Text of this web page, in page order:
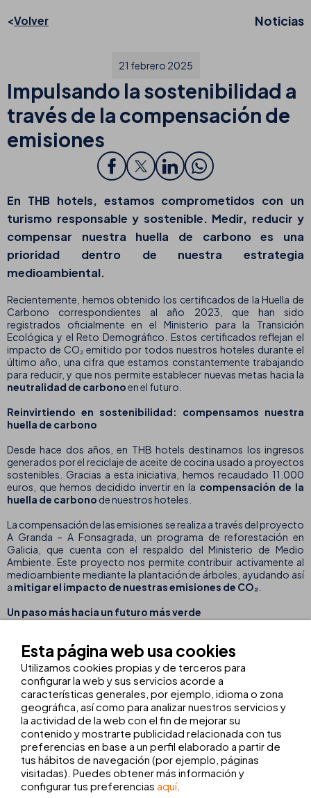
Volver Noticias
21 febrero 2025
Impulsando la sostenibilidad a
través de la compensación de
emisiones
En THB hotels, estamos comprometidos con un
turismo responsable y sostenible. Medir, reducir y
compensar nuestra huella de carbono es una
prioridad dentro de nuestra estrategia
medioambiental.
Recientemente, hemos obtenido los certificados de la Huella de
Carbono correspondientes al año 2023, que han sido
registrados oficialmente en el Ministerio para la Transición
Ecológica y el Reto Demográfico. Estos certificados reflejan el
impacto de CO₂ emitido por todos nuestros hoteles durante el
último año, una cifra que estamos constantemente trabajando
para reducir, y que nos permite establecer nuevas metas hacia la
neutralidad de carbonoen el futuro.
Reinvirtiendo en sostenibilidad: compensamos nuestra
huella de carbono
Desde hace dos años, en THB hotels destinamos los ingresos
generados por el reciclaje de aceite de cocina usado a proyectos
sostenibles. Gracias a esta iniciativa, hemos recaudado 11.000
euros, que hemos decidido invertir en la compensación de la
huella de carbono de nuestros hoteles.
La compensación de las emisiones se realiza a través del proyecto
A Granda – A Fonsagrada, un programa de reforestación en
Galicia, que cuenta con el respaldo del Ministerio de Medio
Ambiente. Este proyecto nos permite contribuir activamente al
medioambiente mediante la plantación de árboles, ayudando así
a mitigar el impacto de nuestras emisiones de CO₂
Un paso más hacia un futuro más verde
emisiones en todos nuestros hoteles y avanzar hacia la
neutralidad de carbono
. Además, estamos evaluando nuevas
iniciativas y proyectos que nos permitan seguir contribuyendo a
un mundo más verde.
Con cada paso que damos, reafirmamos nuestra responsabilidad
en la construcción de un futuro más sostenible para las próximas
generaciones,trabajando por un turismo que no solo
respete y proteja al medioambiente.
completa tu
Esta página web usa cookies
Utilizamos cookies propias y de terceros para
configurar la web y sus servicios acorde a
características generales, por ejemplo, idioma o zona
geográfica, así como para analizar nuestros servicios y
la actividad de la web con el fin de mejorar su
contenido y mostrarte publicidad relacionada con tus
preferencias en base a un perfil elaborado a partir de
tus hábitos de navegación (por ejemplo, páginas
visitadas). Puedes obtener más información y
configurar tus preferencias aquí.